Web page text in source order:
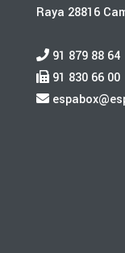
Raya 28816
91 879 88 64
91 830 66 00